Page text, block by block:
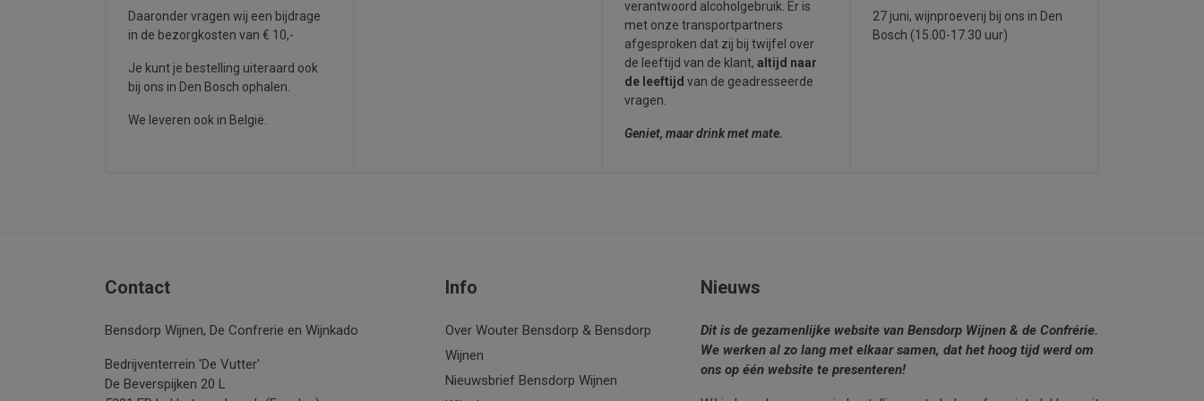
Daaronder vragen wij een bijdrage
in de bezorgkosten van € 10,-
Je kunt je bestelling uiteraard ook
bij ons in Den Bosch ophalen.
We leveren ook in België.
verantwoord alcoholgebruik. Er is
met onze transportpartners
afgesproken dat zij bij twijfel over
de leeftijd van de klant, altijd naar
de leeftijd van de geadresseerde
vragen.
Geniet, maar drink met mate.
27 juni, wijnproeverij bij ons in Den
Bosch (15.00-17.30 uur)
Contact
Bensdorp Wijnen, De Confrerie en Wijnkado
Bedrijventerrein 'De Vutter'
De Beverspijken 20 L
Info
Over Wouter Bensdorp & Bensdorp
Wijnen
Nieuwsbrief Bensdorp Wijnen
Nieuws
Dit is de gezamenlijke website van Bensdorp Wijnen & de Confrérie.
We werken al zo lang met elkaar samen, dat het hoog tijd werd om
ons op één website te presenteren!